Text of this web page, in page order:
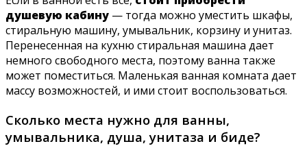
душевую кабину — тогда можно уместить шкафы,
стиральную машину, умывальник, корзину и унитаз.
Перенесенная на кухню стиральная машина дает
немного свободного места, поэтому ванна также
может поместиться. Маленькая ванная комната дает
массу возможностей, и ими стоит воспользоваться.
Сколько места нужно для ванны,
умывальника, душа, унитаза и биде?